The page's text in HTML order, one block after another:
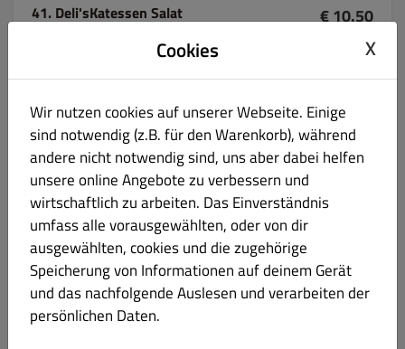
41. Deli'sKatessen Salat € 10.50
Salatblätter, Rucola, Käse, Pilze, Schinken, Thunfisch, Mais und
Dressing
Produktinformation
42. Thunfisch Salat
Fisch Laktose
Salatblätter, Rucola, Thunfisch, Zwiebeln, Oliven und Dressing
Produktinformation
43. Tomate-Mozzarella
Laktose
Cookies X
Wir nutzen cookies auf unserer Webseite. Einige
sind notwendig (z.B. für den Warenkorb), während
andere nicht notwendig sind, uns aber dabei helfen
unsere online Angebote zu verbessern und
wirtschaftlich zu arbeiten. Das Einverständnis
umfass alle vorausgewählten, oder von dir
ausgewählten, cookies und die zugehörige
Speicherung von Informationen auf deinem Gerät
und das nachfolgende Auslesen und verarbeiten der
persönlichen Daten.